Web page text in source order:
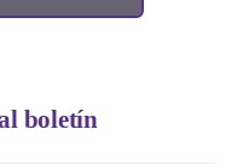
boletín